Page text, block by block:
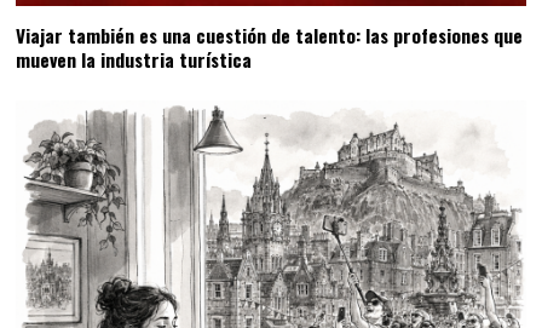
Viajar también es una cuestión de talento: las profesiones que
mueven la industria turística